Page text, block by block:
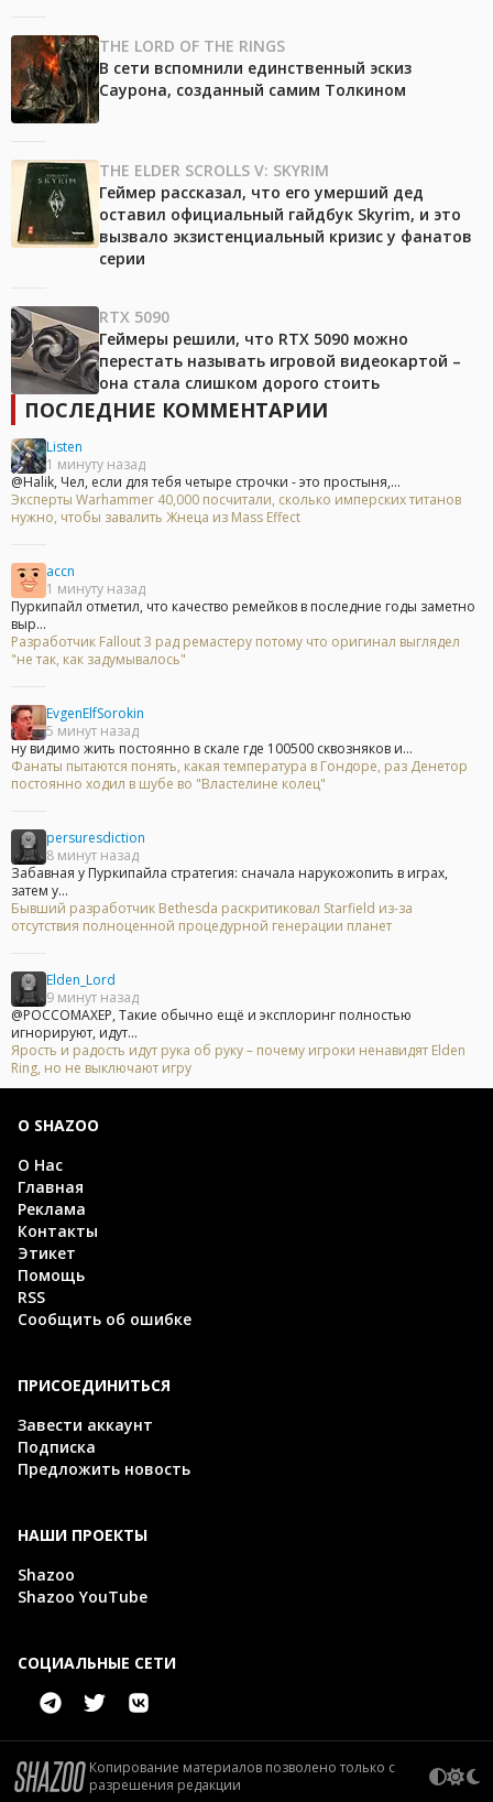
THE LORD OF THE RINGS
В сети вспомнили единственный эскиз
Саурона, созданный самим Толкином
THE ELDER SCROLLS V: SKYRIM
Геймер рассказал, что его умерший дед
оставил официальный гайдбук Skyrim, и это
вызвало экзистенциальный кризис у фанатов
серии
RTX 5090
Геймеры решили, что RTX 5090 можно
перестать называть игровой видеокартой –
она стала слишком дорого стоить
ПОСЛЕДНИЕ КОММЕНТАРИИ
Listen
1 минуту назад
@Halik, Чел, если для тебя четыре строчки - это простыня,...
Эксперты Warhammer 40,000 посчитали, сколько имперских титанов
нужно, чтобы завалить Жнеца из Mass Effect
accn
1 минуту назад
Пуркипайл отметил, что качество ремейков в последние годы заметно
выр...
Разработчик Fallout 3 рад ремастеру потому что оригинал выглядел
"не так, как задумывалось"
EvgenElfSorokin
5 минут назад
ну видимо жить постоянно в скале где 100500 сквозняков и...
Фанаты пытаются понять, какая температура в Гондоре, раз Денетор
постоянно ходил в шубе во "Властелине колец"
persuresdiction
8 минут назад
Забавная у Пуркипайла стратегия: сначала нарукожопить в играх,
затем у...
Бывший разработчик Bethesda раскритиковал Starfield из-за
отсутствия полноценной процедурной генерации планет
Elden_Lord
9 минут назад
@POCCOMAXEP, Такие обычно ещё и эксплоринг полностью
игнорируют, идут...
Ярость и радость идут рука об руку – почему игроки ненавидят Elden
Ring, но не выключают игру
О SHAZOO
О Нас
Главная
Реклама
Контакты
Этикет
Помощь
RSS
Сообщить об ошибке
ПРИСОЕДИНИТЬСЯ
Завести аккаунт
Подписка
Предложить новость
НАШИ ПРОЕКТЫ
Shazoo
Shazoo YouTube
СОЦИАЛЬНЫЕ СЕТИ
Копирование материалов позволено только с
разрешения редакции